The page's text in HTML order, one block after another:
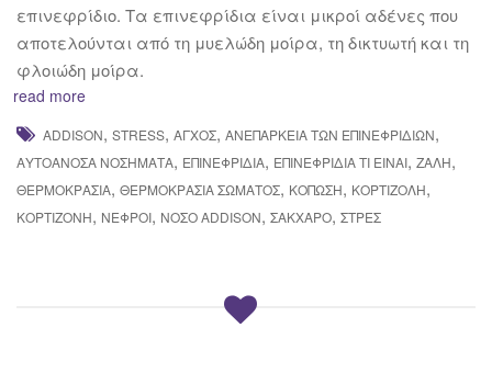
επινεφρίδιο. Τα επινεφρίδια είναι μικροί αδένες που
αποτελούνται από τη μυελώδη μοίρα, τη δικτυωτή και τη
φλοιώδη μοίρα.
read more
ADDISON, STRESS, ΆΓΧΟΣ, ΑΝΕΠΆΡΚΕΙΑ ΤΩΝ ΕΠΙΝΕΦΡΙΔΊΩΝ,
ΑΥΤΟΆΝΟΣΑ ΝΟΣΉΜΑΤΑ, ΕΠΙΝΕΦΡΙΔΊΑ, ΕΠΙΝΕΦΡΊΔΙΑ ΤΙ ΕΊΝΑΙ, ΖΆΛΗ,
ΘΕΡΜΟΚΡΑΣΊΑ, ΘΕΡΜΟΚΡΑΣΊΑ ΣΏΜΑΤΟΣ, ΚΌΠΩΣΗ, ΚΟΡΤΙΖΌΛΗ,
ΚΟΡΤΙΖΌΝΗ, ΝΕΦΡΟΊ, ΝΌΣΟ ADDISON, ΣΆΚΧΑΡΟ, ΣΤΡΕΣ